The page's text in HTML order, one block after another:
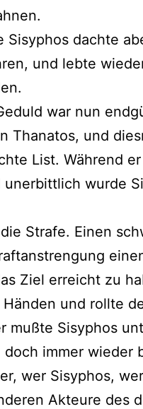
Sisyphos dachte
und lebte
war nun
Thanatos, und
List. Während
unerbittlich wurde
Strafe. Einen
Ziel erreicht zu
und rollte
mußte Sisyphos
doch immer wieder
wer Sisyphos,
Akteure des